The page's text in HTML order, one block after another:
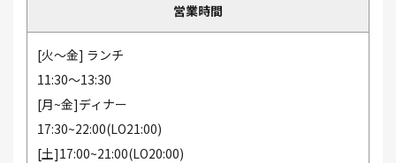
営業時間
[火～金] ランチ
11:30～13:30
[月~金]ディナー
17:30~22:00(LO21:00)
[土]17:00~21:00(LO20:00)